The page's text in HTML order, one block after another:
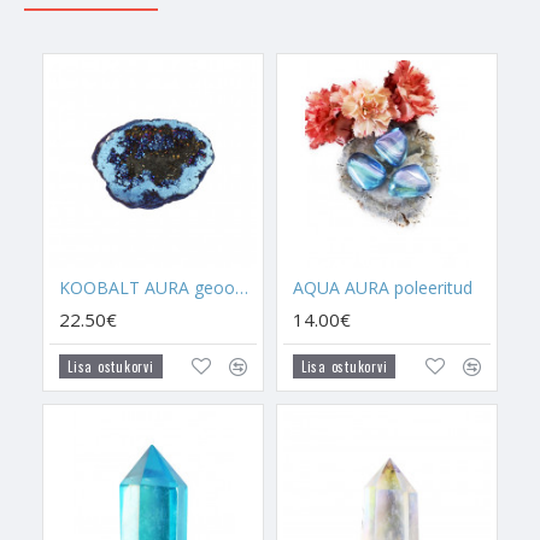
Tegemist on ülikiire toimega kristalliga, mis annab võimaluse
spirituaalselt väga kiirelt areneda. Hoia seda koduseinte vahel,
et sina ja pereliikmed suudaksite olla intuitiivsed, muutuda
kiirelt heas suunas ning täita selle elu eesmärke. Tegemist on
geoodiga, mis aitab Inglite poolset kaitset suurendada, aidates
luua kontakti kaitseingliga. See parandab üleüldist energiat, mis
eksisteerib sinu ümber ja kodus, aidates kaasa positiivsete
AQUA AURAon üks võimsamaid Kvartsilisi ja üks
võimsamatest Aura kristallidest, mida üldse saab kasutada.
Selle toime on kohene, kui seda kandma hakata, aga eelnevalt
ma soovitan kõigil tulevastel Aqua Aura kandjatel näiteks kuus
kuud varemMäekristallikanda, et Aura kristall suudaks oma
blokaade, mis takistavad Auradel energeetikasse jõuda.
Aqua Aura on ennekõike seotud intuitsiooni arendamisega,
selgeltnägemise erinevate vormide välja arendamisega,
KOOBALT AURA geood (koobas)
22.50€
Lisa ostukorvi
AQUA AURA poleeritud
14.00€
Lisa ostukorvi